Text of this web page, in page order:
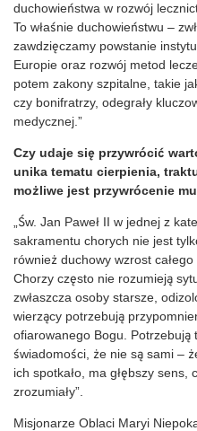
duchowieństwa w rozwój
To właśnie duchowieństwu –
zawdzięczamy powstanie
Europie oraz rozwój metod
potem zakony szpitalne, takie
czy bonifratrzy, odegrały
medycznej.”
Czy udaje się przywrócić
unika tematu cierpienia,
możliwe jest przywrócenie
„Św. Jan Paweł II w jednej z
sakramentu chorych nie jest
również duchowy wzrost całego
Chorzy często nie rozumieją
zwłaszcza osoby starsze,
wierzący potrzebują
ofiarowanego Bogu. Potrzebują
świadomości, że nie są sami –
ich spotkało, ma głębszy
zrozumiały”.
Misjonarze Oblaci Maryi